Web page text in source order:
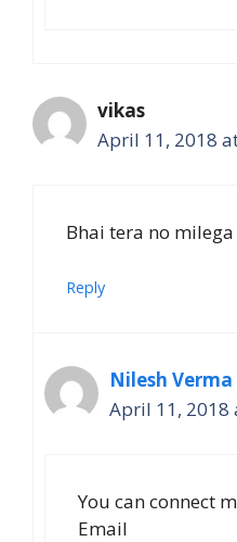
vikas
April 11, 2018
Bhai tera no
Reply
Nilesh Verma
April 11, 2018
You can connect
Email